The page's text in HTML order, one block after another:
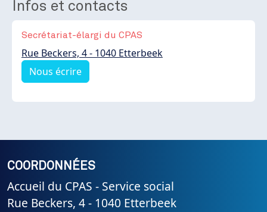
Infos et contacts
Secrétariat-élargi du CPAS
Rue Beckers, 4 - 1040 Etterbeek
Nous écrire
COORDONNÉES
Accueil du CPAS - Service social
Rue Beckers, 4 - 1040 Etterbeek